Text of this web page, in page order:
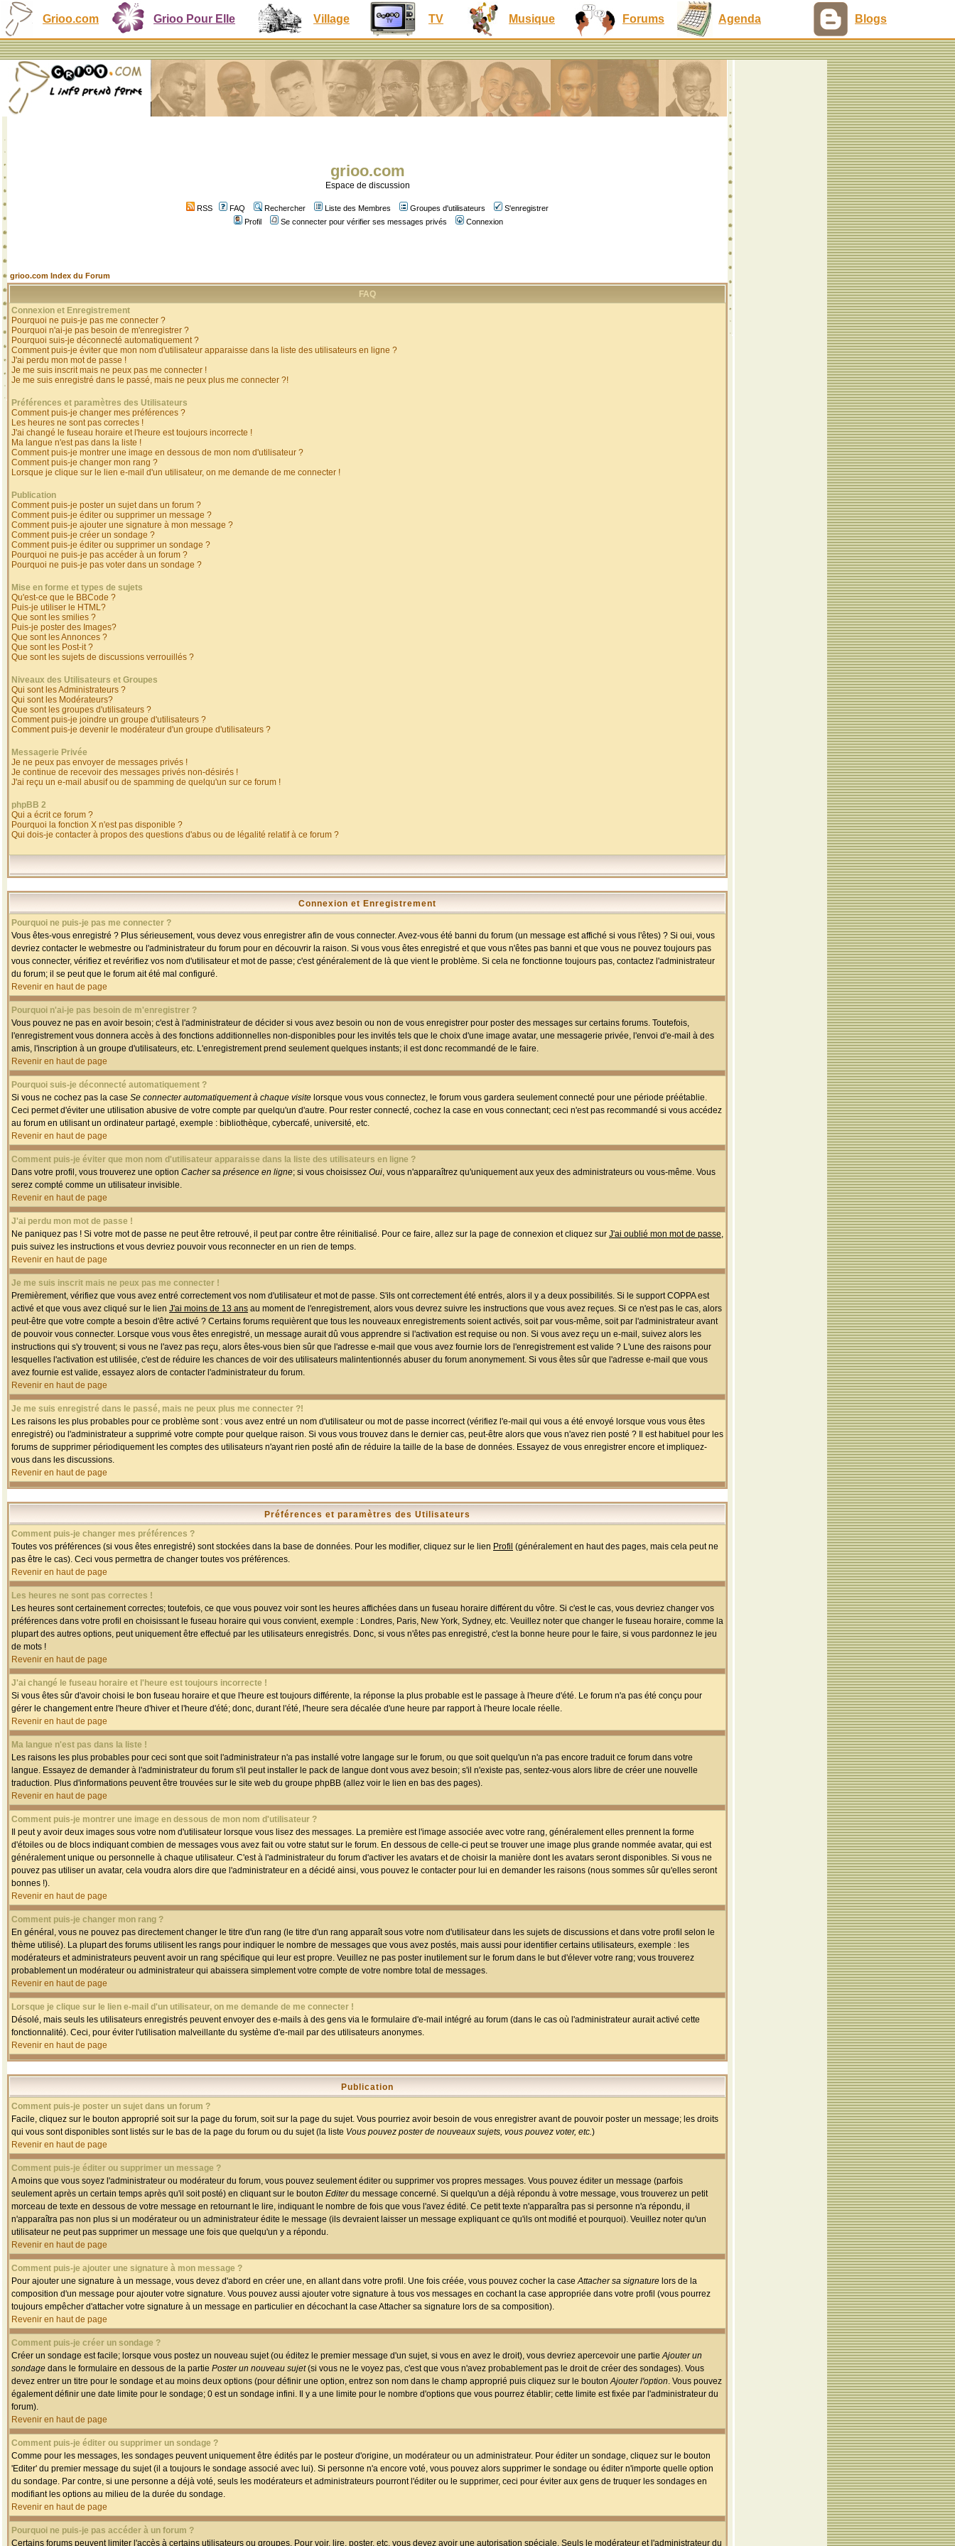
Grioo.com Grioo Pour Elle Village TV Musique Forums Agenda Blogs
grioo.com
Espace de discussion
RSS FAQ Rechercher Liste des Membres Groupes d'utilisateurs
S'enregistrer
Profil
Se connecter pour vérifier ses messages privés Connexion
grioo.com Index du Forum
FAQ
Connexion et Enregistrement
Pourquoi ne puis-je pas me connecter ?
Pourquoi n'ai-je pas besoin de m'enregistrer ?
Pourquoi suis-je déconnecté automatiquement ?
Comment puis-je éviter que mon nom d'utilisateur apparaisse dans la liste des utilisateurs en ligne ?
J'ai perdu mon mot de passe !
Je me suis inscrit mais ne peux pas me connecter !
Je me suis enregistré dans le passé, mais ne peux plus me connecter ?!
Préférences et paramètres des Utilisateurs
Comment puis-je changer mes préférences ?
Les heures ne sont pas correctes !
J'ai changé le fuseau horaire et l'heure est toujours incorrecte !
Ma langue n'est pas dans la liste !
Comment puis-je montrer une image en dessous de mon nom d'utilisateur ?
Comment puis-je changer mon rang ?
Lorsque je clique sur le lien e-mail d'un utilisateur, on me demande de me connecter !
Publication
Comment puis-je poster un sujet dans un forum ?
Comment puis-je éditer ou supprimer un message ?
Comment puis-je ajouter une signature à mon message ?
Comment puis-je créer un sondage ?
Comment puis-je éditer ou supprimer un sondage ?
Pourquoi ne puis-je pas accéder à un forum ?
Pourquoi ne puis-je pas voter dans un sondage ?
Mise en forme et types de sujets
Qu'est-ce que le BBCode ?
Puis-je utiliser le HTML?
Que sont les smilies ?
Puis-je poster des Images?
Que sont les Annonces ?
Que sont les Post-it ?
Que sont les sujets de discussions verrouillés ?
Niveaux des Utilisateurs et Groupes
Qui sont les Administrateurs ?
Qui sont les Modérateurs?
Que sont les groupes d'utilisateurs ?
Comment puis-je joindre un groupe d'utilisateurs ?
Comment puis-je devenir le modérateur d'un groupe d'utilisateurs ?
Messagerie Privée
Je ne peux pas envoyer de messages privés !
Je continue de recevoir des messages privés non-désirés !
J'ai reçu un e-mail abusif ou de spamming de quelqu'un sur ce forum !
phpBB 2
Qui a écrit ce forum ?
Pourquoi la fonction X n'est pas disponible ?
Qui dois-je contacter à propos des questions d'abus ou de légalité relatif à ce forum ?
Connexion et Enregistrement
Pourquoi ne puis-je pas me connecter ?
Vous êtes-vous enregistré ? Plus sérieusement, vous devez vous enregistrer afin de vous connecter. Avez-vous été banni du forum (un message est affiché si vous l'êtes) ? Si oui, vous
devriez contacter le webmestre ou l'administrateur du forum pour en découvrir la raison. Si vous vous êtes enregistré et que vous n'êtes pas banni et que vous ne pouvez toujours pas
vous connecter, vérifiez et revérifiez vos nom d'utilisateur et mot de passe; c'est généralement de là que vient le problème. Si cela ne fonctionne toujours pas, contactez l'administrateur
du forum; il se peut que le forum ait été mal configuré.
Revenir en haut de page
Pourquoi n'ai-je pas besoin de m'enregistrer ?
Vous pouvez ne pas en avoir besoin; c'est à l'administrateur de décider si vous avez besoin ou non de vous enregistrer pour poster des messages sur certains forums. Toutefois,
l'enregistrement vous donnera accès à des fonctions additionnelles non-disponibles pour les invités tels que le choix d'une image avatar, une messagerie privée, l'envoi d'e-mail à des
amis, l'inscription à un groupe d'utilisateurs, etc. L'enregistrement prend seulement quelques instants; il est donc recommandé de le faire.
Revenir en haut de page
Pourquoi suis-je déconnecté automatiquement ?
Si vous ne cochez pas la case Se connecter automatiquement à chaque visite lorsque vous vous connectez, le forum vous gardera seulement connecté pour une période préétablie.
Ceci permet d'éviter une utilisation abusive de votre compte par quelqu'un d'autre. Pour rester connecté, cochez la case en vous connectant; ceci n'est pas recommandé si vous accédez
au forum en utilisant un ordinateur partagé, exemple : bibliothèque, cybercafé, université, etc.
Revenir en haut de page
Comment puis-je éviter que mon nom d'utilisateur apparaisse dans la liste des utilisateurs en ligne ?
Dans votre profil, vous trouverez une option Cacher sa présence en ligne; si vous choisissez Oui, vous n'apparaîtrez qu'uniquement aux yeux des administrateurs ou vous-même. Vous
serez compté comme un utilisateur invisible.
Revenir en haut de page
J'ai perdu mon mot de passe !
Ne paniquez pas ! Si votre mot de passe ne peut être retrouvé, il peut par contre être réinitialisé. Pour ce faire, allez sur la page de connexion et cliquez sur J'ai oublié mon mot de passe,
puis suivez les instructions et vous devriez pouvoir vous reconnecter en un rien de temps.
Revenir en haut de page
Je me suis inscrit mais ne peux pas me connecter !
Premièrement, vérifiez que vous avez entré correctement vos nom d'utilisateur et mot de passe. S'ils ont correctement été entrés, alors il y a deux possibilités. Si le support COPPA est
activé et que vous avez cliqué sur le lien J'ai moins de 13 ans au moment de l'enregistrement, alors vous devrez suivre les instructions que vous avez reçues. Si ce n'est pas le cas, alors
peut-être que votre compte a besoin d'être activé ? Certains forums requièrent que tous les nouveaux enregistrements soient activés, soit par vous-même, soit par l'administrateur avant
de pouvoir vous connecter. Lorsque vous vous êtes enregistré, un message aurait dû vous apprendre si l'activation est requise ou non. Si vous avez reçu un e-mail, suivez alors les
instructions qui s'y trouvent; si vous ne l'avez pas reçu, alors êtes-vous bien sûr que l'adresse e-mail que vous avez fournie lors de l'enregistrement est valide ? L'une des raisons pour
lesquelles l'activation est utilisée, c'est de réduire les chances de voir des utilisateurs malintentionnés abuser du forum anonymement. Si vous êtes sûr que l'adresse e-mail que vous
avez fournie est valide, essayez alors de contacter l'administrateur du forum.
Revenir en haut de page
Je me suis enregistré dans le passé, mais ne peux plus me connecter ?!
Les raisons les plus probables pour ce problème sont : vous avez entré un nom d'utilisateur ou mot de passe incorrect (vérifiez l'e-mail qui vous a été envoyé lorsque vous vous êtes
enregistré) ou l'administrateur a supprimé votre compte pour quelque raison. Si vous vous trouvez dans le dernier cas, peut-être alors que vous n'avez rien posté ? Il est habituel pour les
forums de supprimer périodiquement les comptes des utilisateurs n'ayant rien posté afin de réduire la taille de la base de données. Essayez de vous enregistrer encore et impliquez-
vous dans les discussions.
Revenir en haut de page
Préférences et paramètres des Utilisateurs
Comment puis-je changer mes préférences ?
Toutes vos préférences (si vous êtes enregistré) sont stockées dans la base de données. Pour les modifier, cliquez sur le lien Profil (généralement en haut des pages, mais cela peut ne
pas être le cas). Ceci vous permettra de changer toutes vos préférences.
Revenir en haut de page
Les heures ne sont pas correctes !
Les heures sont certainement correctes; toutefois, ce que vous pouvez voir sont les heures affichées dans un fuseau horaire différent du vôtre. Si c'est le cas, vous devriez changer vos
préférences dans votre profil en choisissant le fuseau horaire qui vous convient, exemple : Londres, Paris, New York, Sydney, etc. Veuillez noter que changer le fuseau horaire, comme la
plupart des autres options, peut uniquement être effectué par les utilisateurs enregistrés. Donc, si vous n'êtes pas enregistré, c'est la bonne heure pour le faire, si vous pardonnez le jeu
de mots !
Revenir en haut de page
J'ai changé le fuseau horaire et l'heure est toujours incorrecte !
Si vous êtes sûr d'avoir choisi le bon fuseau horaire et que l'heure est toujours différente, la réponse la plus probable est le passage à l'heure d'été. Le forum n'a pas été conçu pour
gérer le changement entre l'heure d'hiver et l'heure d'été; donc, durant l'été, l'heure sera décalée d'une heure par rapport à l'heure locale réelle.
Revenir en haut de page
Ma langue n'est pas dans la liste !
Les raisons les plus probables pour ceci sont que soit l'administrateur n'a pas installé votre langage sur le forum, ou que soit quelqu'un n'a pas encore traduit ce forum dans votre
langue. Essayez de demander à l'administrateur du forum s'il peut installer le pack de langue dont vous avez besoin; s'il n'existe pas, sentez-vous alors libre de créer une nouvelle
traduction. Plus d'informations peuvent être trouvées sur le site web du groupe phpBB (allez voir le lien en bas des pages).
Revenir en haut de page
Comment puis-je montrer une image en dessous de mon nom d'utilisateur ?
Il peut y avoir deux images sous votre nom d'utilisateur lorsque vous lisez des messages. La première est l'image associée avec votre rang, généralement elles prennent la forme
d'étoiles ou de blocs indiquant combien de messages vous avez fait ou votre statut sur le forum. En dessous de celle-ci peut se trouver une image plus grande nommée avatar, qui est
généralement unique ou personnelle à chaque utilisateur. C'est à l'administrateur du forum d'activer les avatars et de choisir la manière dont les avatars seront disponibles. Si vous ne
pouvez pas utiliser un avatar, cela voudra alors dire que l'administrateur en a décidé ainsi, vous pouvez le contacter pour lui en demander les raisons (nous sommes sûr qu'elles seront
bonnes !).
Revenir en haut de page
Comment puis-je changer mon rang ?
En général, vous ne pouvez pas directement changer le titre d'un rang (le titre d'un rang apparaît sous votre nom d'utilisateur dans les sujets de discussions et dans votre profil selon le
thème utilisé). La plupart des forums utilisent les rangs pour indiquer le nombre de messages que vous avez postés, mais aussi pour identifier certains utilisateurs, exemple : les
modérateurs et administrateurs peuvent avoir un rang spécifique qui leur est propre. Veuillez ne pas poster inutilement sur le forum dans le but d'élever votre rang; vous trouverez
probablement un modérateur ou administrateur qui abaissera simplement votre compte de votre nombre total de messages.
Revenir en haut de page
Lorsque je clique sur le lien e-mail d'un utilisateur, on me demande de me connecter !
Désolé, mais seuls les utilisateurs enregistrés peuvent envoyer des e-mails à des gens via le formulaire d'e-mail intégré au forum (dans le cas où l'administrateur aurait activé cette
fonctionnalité). Ceci, pour éviter l'utilisation malveillante du système d'e-mail par des utilisateurs anonymes.
Revenir en haut de page
Publication
Comment puis-je poster un sujet dans un forum ?
Facile, cliquez sur le bouton approprié soit sur la page du forum, soit sur la page du sujet. Vous pourriez avoir besoin de vous enregistrer avant de pouvoir poster un message; les droits
qui vous sont disponibles sont listés sur le bas de la page du forum ou du sujet (la liste Vous pouvez poster de nouveaux sujets, vous pouvez voter, etc.)
Revenir en haut de page
Comment puis-je éditer ou supprimer un message ?
A moins que vous soyez l'administrateur ou modérateur du forum, vous pouvez seulement éditer ou supprimer vos propres messages. Vous pouvez éditer un message (parfois
seulement après un certain temps après qu'il soit posté) en cliquant sur le bouton Editerdu message concerné. Si quelqu'un a déjà répondu à votre message, vous trouverez un petit
morceau de texte en dessous de votre message en retournant le lire, indiquant le nombre de fois que vous l'avez édité. Ce petit texte n'apparaîtra pas si personne n'a répondu, il
n'apparaîtra pas non plus si un modérateur ou un administrateur édite le message (ils devraient laisser un message expliquant ce qu'ils ont modifié et pourquoi). Veuillez noter qu'un
utilisateur ne peut pas supprimer un message une fois que quelqu'un y a répondu.
Revenir en haut de page
Comment puis-je ajouter une signature à mon message ?
Pour ajouter une signature à un message, vous devez d'abord en créer une, en allant dans votre profil. Une fois créée, vous pouvez cocher la caseAttacher sa signature lors de la
composition d'un message pour ajouter votre signature. Vous pouvez aussi ajouter votre signature à tous vos messages en cochant la case appropriée dans votre profil (vous pourrez
toujours empêcher d'attacher votre signature à un message en particulier en décochant la case Attacher sa signature lors de sa composition).
Revenir en haut de page
Comment puis-je créer un sondage ?
Créer un sondage est facile; lorsque vous postez un nouveau sujet (ou éditez le premier message d'un sujet, si vous en avez le droit), vous devriez apercevoir une partieAjouter un
sondage dans le formulaire en dessous de la partie Poster un nouveau sujet(si vous ne le voyez pas, c'est que vous n'avez probablement pas le droit de créer des sondages). Vous
devez entrer un titre pour le sondage et au moins deux options (pour définir une option, entrez son nom dans le champ approprié puis cliquez sur le boutonAjouter l'option. Vous pouvez
également définir une date limite pour le sondage; 0 est un sondage infini. Il y a une limite pour le nombre d'options que vous pourrez établir; cette limite est fixée par l'administrateur du
forum).
Revenir en haut de page
Comment puis-je éditer ou supprimer un sondage ?
Comme pour les messages, les sondages peuvent uniquement être édités par le posteur d'origine, un modérateur ou un administrateur. Pour éditer un sondage, cliquez sur le bouton
'Editer' du premier message du sujet (il a toujours le sondage associé avec lui). Si personne n'a encore voté, vous pouvez alors supprimer le sondage ou éditer n'importe quelle option
du sondage. Par contre, si une personne a déjà voté, seuls les modérateurs et administrateurs pourront l'éditer ou le supprimer, ceci pour éviter aux gens de truquer les sondages en
modifiant les options au milieu de la durée du sondage.
Revenir en haut de page
Pourquoi ne puis-je pas accéder à un forum ?
Certains forums peuvent limiter l'accès à certains utilisateurs ou groupes. Pour voir, lire, poster, etc. vous devez avoir une autorisation spéciale. Seuls le modérateur et l'administrateur du